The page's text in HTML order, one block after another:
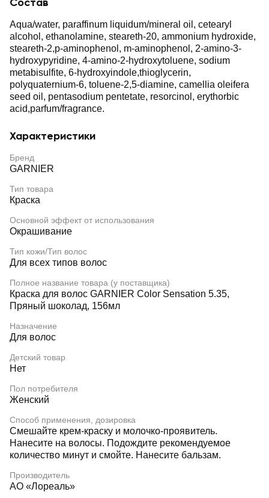
Aqua/water, paraffinum liquidum/mineral oil, cetearyl
alcohol, ethanolamine, steareth-20, ammonium hydroxide,
steareth-2,p-aminophenol, m-aminophenol, 2-amino-3-
hydroxypyridine, 4-amino-2-hydroxytoluene, sodium
metabisulfite, 6-hydroxyindole,thioglycerin,
polyquaternium-6, toluene-2,5-diamine, camellia oleifera
seed oil, pentasodium pentetate, resorcinol, erythorbic
acid,parfum/fragrance.
Характеристики
Бренд
GARNIER
Тип товара
Краска
Основной эффект от использования
Окрашивание
Тип кожи/Тип волос
Для всех типов волос
Полное название товара (у поставщика)
Краска для волос GARNIER Color Sensation 5.35,
Пряный шоколад, 156мл
Назначение
Для волос
Детский товар
Нет
Пол потребителя
Женский
Способ применения, дозировка
Смешайте крем-краску и молочко-проявитель.
Нанесите на волосы. Подождите рекомендуемое
количество минут и смойте. Нанесите бальзам.
Производитель
АО «Лореаль»